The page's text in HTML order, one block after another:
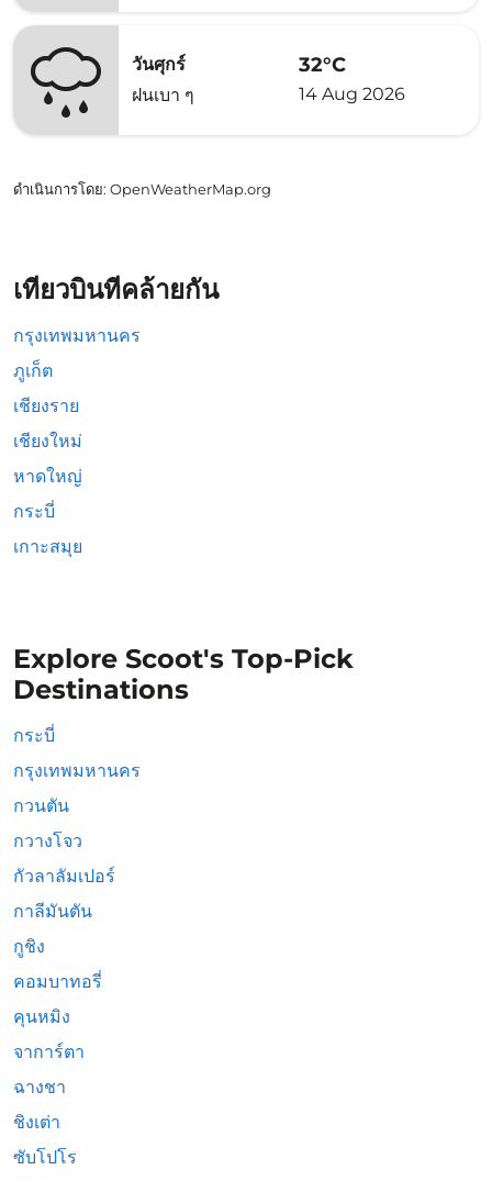
วันศุกร์
ฝนเบา ๆ
32°C
14 Aug 2026
ดำเนินการโดย: OpenWeatherMap.org
เที่ยวบินที่คล้ายกัน
กรุงเทพมหานคร
ภูเก็ต
เชียงราย
เชียงใหม่
หาดใหญ่
กระบี่
เกาะสมุย
Explore Scoot's Top-Pick
Destinations
กระบี่
กรุงเทพมหานคร
กวนตัน
กวางโจว
กัวลาลัมเปอร์
กาลีมันตัน
กูชิง
คอมบาทอรี่
คุนหมิง
จาการ์ตา
ฉางชา
ชิงเต่า
ซับโปโร